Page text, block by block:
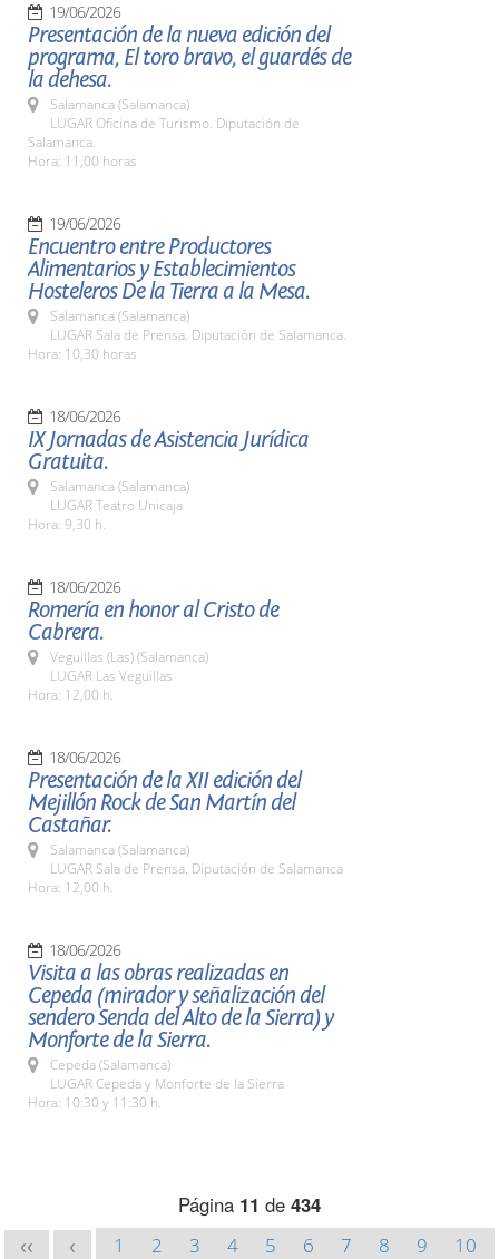
19/06/2026
Presentación de la nueva edición del
programa, El toro bravo, el guardés de
la dehesa.
Salamanca (Salamanca)
LUGAR Oficina de Turismo. Diputación de
Salamanca.
Hora: 11,00 horas
19/06/2026
Encuentro entre Productores
Alimentarios y Establecimientos
Hosteleros De la Tierra a la Mesa.
Salamanca (Salamanca)
LUGAR Sala de Prensa. Diputación de Salamanca.
Hora: 10,30 horas
18/06/2026
IX Jornadas de Asistencia Jurídica
Gratuita.
Salamanca (Salamanca)
LUGAR Teatro Unicaja
Hora: 9,30 h.
18/06/2026
Romería en honor al Cristo de
Cabrera.
Veguillas (Las) (Salamanca)
LUGAR Las Veguillas
Hora: 12,00 h.
18/06/2026
Presentación de la XII edición del
Mejillón Rock de San Martín del
Castañar.
Salamanca (Salamanca)
LUGAR Sala de Prensa. Diputación de Salamanca
Hora: 12,00 h.
18/06/2026
Visita a las obras realizadas en
Cepeda (mirador y señalización del
sendero Senda del Alto de la Sierra) y
Monforte de la Sierra.
Cepeda (Salamanca)
LUGAR Cepeda y Monforte de la Sierra
Hora: 10:30 y 11:30 h.
Página 11 de 434
<< < 1 2 3 4 5 6 7 8 9
10